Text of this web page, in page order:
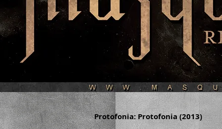
Protofonia: Protofonia (2013)